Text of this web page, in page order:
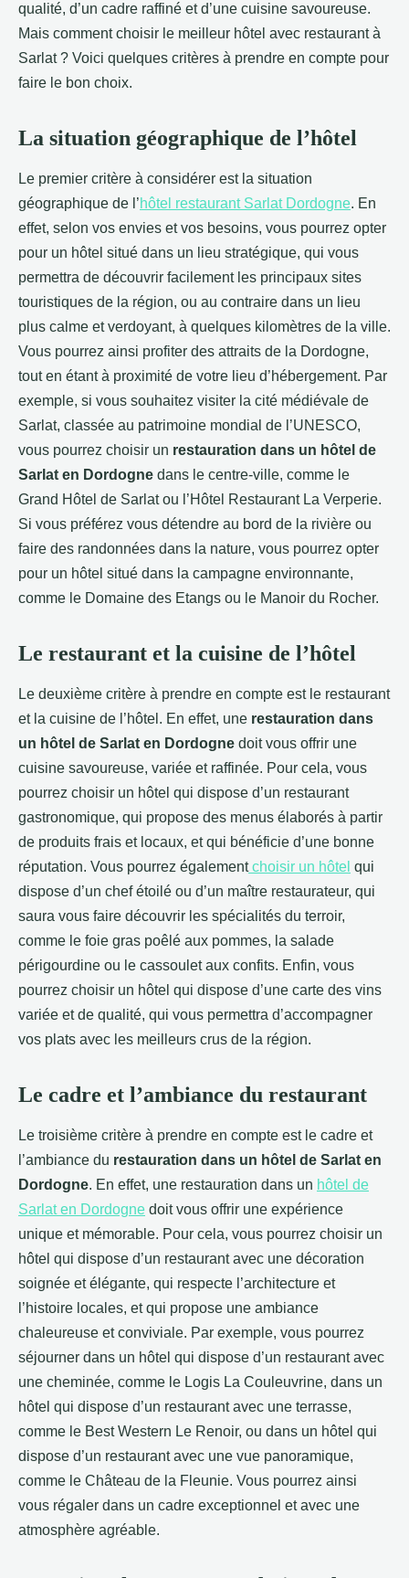
qualité, d’un cadre raffiné et d’une cuisine savoureuse.
Mais comment choisir le meilleur hôtel avec restaurant à
Sarlat ? Voici quelques critères à prendre en compte pour
faire le bon choix.
La situation géographique de l’hôtel
Le premier critère à considérer est la situation
géographique de l’hôtel restaurant Sarlat Dordogne. En
effet, selon vos envies et vos besoins, vous pourrez opter
pour un hôtel situé dans un lieu stratégique, qui vous
permettra de découvrir facilement les principaux sites
touristiques de la région, ou au contraire dans un lieu
plus calme et verdoyant, à quelques kilomètres de la ville.
Vous pourrez ainsi profiter des attraits de la Dordogne,
tout en étant à proximité de votre lieu d’hébergement. Par
exemple, si vous souhaitez visiter la cité médiévale de
Sarlat, classée au patrimoine mondial de l’UNESCO,
vous pourrez choisir un restauration dans un hôtel de
Sarlat en Dordogne dans le centre-ville, comme le
Grand Hôtel de Sarlat ou l’Hôtel Restaurant La Verperie.
Si vous préférez vous détendre au bord de la rivière ou
faire des randonnées dans la nature, vous pourrez opter
pour un hôtel situé dans la campagne environnante,
comme le Domaine des Etangs ou le Manoir du Rocher.
Le restaurant et la cuisine de l’hôtel
Le deuxième critère à prendre en compte est le restaurant
et la cuisine de l’hôtel. En effet, une restauration dans
un hôtel de Sarlat en Dordogne doit vous offrir une
cuisine savoureuse, variée et raffinée. Pour cela, vous
pourrez choisir un hôtel qui dispose d’un restaurant
gastronomique, qui propose des menus élaborés à partir
de produits frais et locaux, et qui bénéficie d’une bonne
réputation. Vous pourrez égalementchoisir un hôtel qui
dispose d’un chef étoilé ou d’un maître restaurateur, qui
saura vous faire découvrir les spécialités du terroir,
comme le foie gras poêlé aux pommes, la salade
périgourdine ou le cassoulet aux confits. Enfin, vous
pourrez choisir un hôtel qui dispose d’une carte des vins
variée et de qualité, qui vous permettra d’accompagner
vos plats avec les meilleurs crus de la région.
Le cadre et l’ambiance du restaurant
Le troisième critère à prendre en compte est le cadre et
l’ambiance du restauration dans un hôtel de Sarlat en
Dordogne. En effet, une restauration dans un hôtel de
Sarlat en Dordogne doit vous offrir une expérience
unique et mémorable. Pour cela, vous pourrez choisir un
hôtel qui dispose d’un restaurant avec une décoration
soignée et élégante, qui respecte l’architecture et
l’histoire locales, et qui propose une ambiance
chaleureuse et conviviale. Par exemple, vous pourrez
séjourner dans un hôtel qui dispose d’un restaurant avec
une cheminée, comme le Logis La Couleuvrine, dans un
hôtel qui dispose d’un restaurant avec une terrasse,
comme le Best Western Le Renoir, ou dans un hôtel qui
dispose d’un restaurant avec une vue panoramique,
comme le Château de la Fleunie. Vous pourrez ainsi
vous régaler dans un cadre exceptionnel et avec une
atmosphère agréable.